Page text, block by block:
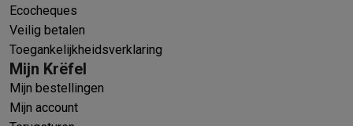
Ecocheques
Veilig betalen
Toegankelijkheidsverklaring
Mijn Krëfel
Mijn bestellingen
Mijn account